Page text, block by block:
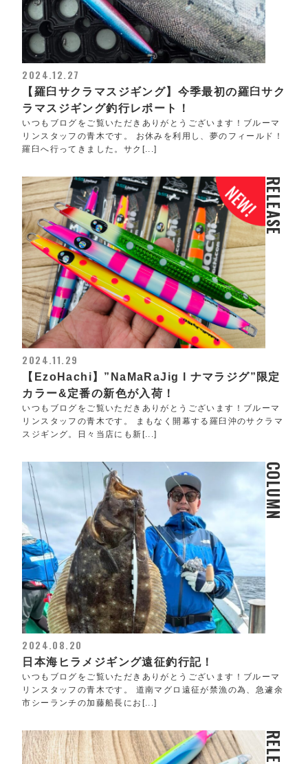
2024.12.27
【羅臼サクラマスジギング】今季最初の羅臼サク
ラマスジギング釣行レポート！
いつもブログをご覧いただきありがとうございます！ブルーマ
リンスタッフの青木です。 お休みを利用し、夢のフィールド！
羅臼へ行ってきました。サク[...]
RELEASE
2024.11.29
【EzoHachi】”NaMaRaJig l ナマラジグ”限定
カラー&定番の新色が入荷！
いつもブログをご覧いただきありがとうございます！ブルーマ
リンスタッフの青木です。 まもなく開幕する羅臼沖のサクラマ
スジギング。日々当店にも新[...]
COLUMN
2024.08.20
日本海ヒラメジギング遠征釣行記！
いつもブログをご覧いただきありがとうございます！ブルーマ
リンスタッフの青木です。 道南マグロ遠征が禁漁の為、急遽余
市シーランチの加藤船長にお[...]